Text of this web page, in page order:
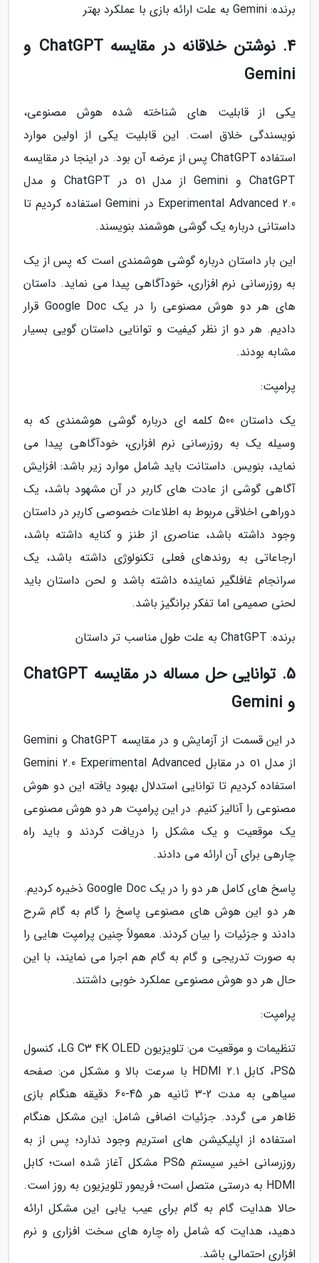
برنده: Gemini به علت ارائه بازی با عملکرد بهتر
4. نوشتن خلاقانه در مقایسه ChatGPT و
Gemini
یکی از قابلیت های شناخته شده هوش مصنوعی،
نویسندگی خلاق است. این قابلیت یکی از اولین موارد
استفاده ChatGPT پس از عرضه آن بود. در اینجا در مقایسه
ChatGPT و Gemini از مدل o1 در ChatGPT و مدل
Experimental Advanced 2.0 در Gemini استفاده کردیم تا
داستانی درباره یک گوشی هوشمند بنویسند.
این بار داستان درباره گوشی هوشمندی است که پس از یک
به روزرسانی نرم افزاری، خودآگاهی پیدا می نماید. داستان
های هر دو هوش مصنوعی را در یک Google Doc قرار
دادیم. هر دو از نظر کیفیت و توانایی داستان گویی بسیار
مشابه بودند.
پرامپت:
یک داستان 500 کلمه ای درباره گوشی هوشمندی که به
وسیله یک به روزرسانی نرم افزاری، خودآگاهی پیدا می
نماید، بنویس. داستانت باید شامل موارد زیر باشد: افزایش
آگاهی گوشی از عادت های کاربر در آن مشهود باشد، یک
دوراهی اخلاقی مربوط به اطلاعات خصوصی کاربر در داستان
وجود داشته باشد، عناصری از طنز و کنایه داشته باشد،
ارجاعاتی به روندهای فعلی تکنولوژی داشته باشد، یک
سرانجام غافلگیر نماینده داشته باشد و لحن داستان باید
لحنی صمیمی اما تفکر برانگیز باشد.
برنده: ChatGPT به علت طول مناسب تر داستان
5. توانایی حل مساله در مقایسه ChatGPT
و Gemini
در این قسمت از آزمایش و در مقایسه ChatGPT و Gemini
از مدل o1 در مقابل Gemini 2.0 Experimental Advanced
استفاده کردیم تا توانایی استدلال بهبود یافته این دو هوش
مصنوعی را آنالیز کنیم. در این پرامپت هر دو هوش مصنوعی
یک موقعیت و یک مشکل را دریافت کردند و باید راه
چارهی برای آن ارائه می دادند.
پاسخ های کامل هر دو را در یک Google Doc ذخیره کردیم.
هر دو این هوش های مصنوعی پاسخ را گام به گام شرح
دادند و جزئیات را بیان کردند. معمولاً چنین پرامپت هایی را
به صورت تدریجی و گام به گام هم اجرا می نمایند، با این
حال هر دو هوش مصنوعی عملکرد خوبی داشتند.
پرامپت:
تنظیمات و موقعیت من: تلویزیون LG C3 4K OLED، کنسول
PS5، کابل HDMI 2.1 با سرعت بالا و مشکل من: صفحه
سیاهی به مدت 2-3 ثانیه هر 45-60 دقیقه هنگام بازی
ظاهر می گردد. جزئیات اضافی شامل: این مشکل هنگام
استفاده از اپلیکیشن های استریم وجود ندارد؛ پس از به
روزرسانی اخیر سیستم PS5 مشکل آغاز شده است؛ کابل
HDMI به درستی متصل است؛ فریمور تلویزیون به روز است.
حالا هدایت گام به گام برای عیب یابی این مشکل ارائه
دهید، هدایت که شامل راه چاره های سخت افزاری و نرم
افزاری احتمالی باشد.